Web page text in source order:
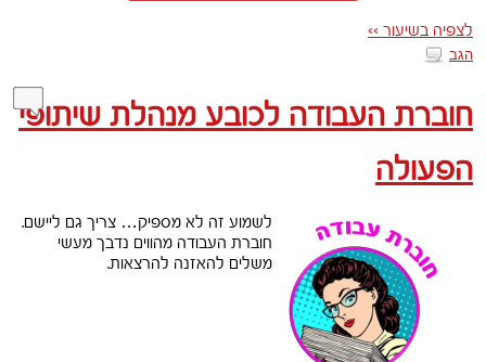
לצפיה בשיעור >>
הגב
חוברת העבודה לכובע מנהלת שיתופי
הפעולה
לשמוע זה לא מספיק… צריך גם ליישם.
חוברת העבודה מהווים נדבך מעשי
משלים להאזנה להרצאות.